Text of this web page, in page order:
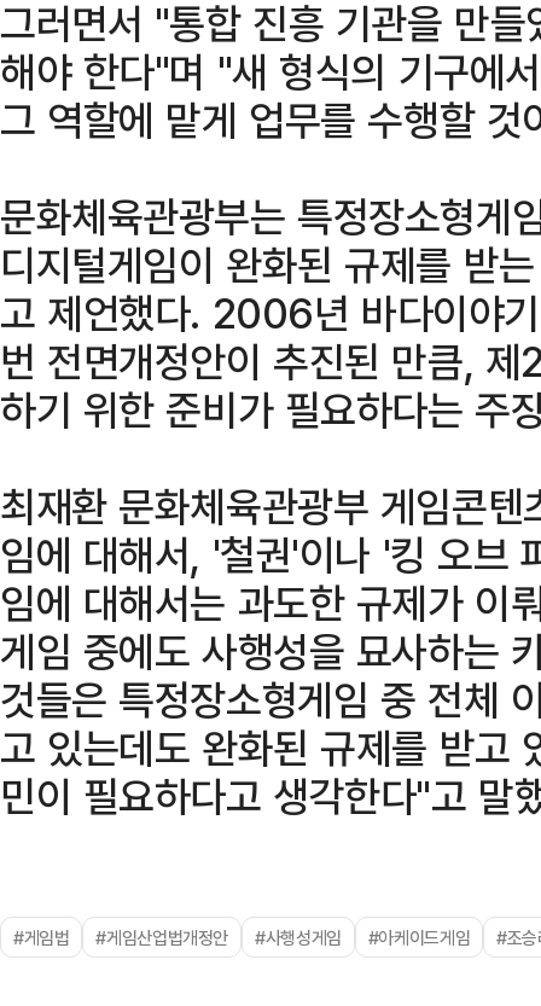
그러면서 "통합 진흥 기관을 만
해야 한다"며 "새 형식의 기구에
그 역할에 맡게 업무를 수행할
문화체육관광부는 특정장소형게
디지털게임이 완화된 규제를 받
고 제언했다. 2006년 바다이야
번 전면개정안이 추진된 만큼,
하기 위한 준비가 필요하다는 주
최재환 문화체육관광부 게임콘
임에 대해서, '철권'이나 '킹 오브
임에 대해서는 과도한 규제가 이
게임 중에도 사행성을 묘사하는
것들은 특정장소형게임 중 전체
고 있는데도 완화된 규제를 받고
민이 필요하다고 생각한다"고 말
#게임법 #게임산업법개정안 #사행성게임 #아케이드게임 #조승